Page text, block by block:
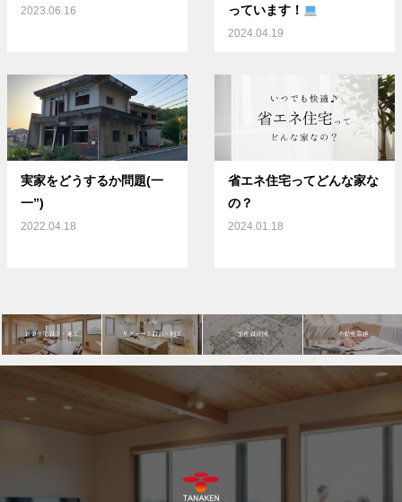
2023.06.16
っています！
2024.04.19
実家をどうするか問題(一
一”)
2022.04.18
省エネ住宅ってどんな家な
の？
2024.01.18